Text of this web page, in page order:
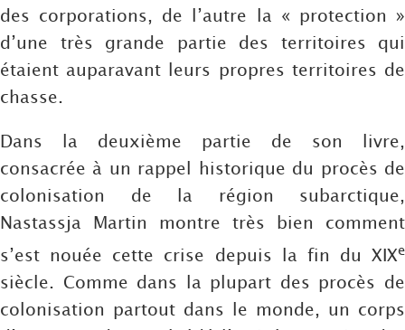
des corporations, de l’autre la « protection »
d’une très grande partie des territoires qui
étaient auparavant leurs propres territoires de
chasse.
Dans la deuxième partie de son livre,
consacrée à un rappel historique du procès de
colonisation de la région subarctique,
Nastassja Martin montre très bien comment
s’est nouée cette crise depuis la fin du XIXe
siècle. Comme dans la plupart des procès de
colonisation partout dans le monde, un corps